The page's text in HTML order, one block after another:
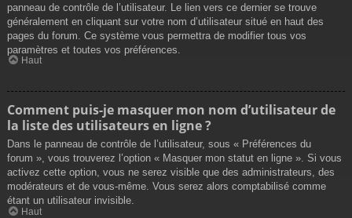
panneau de contrôle de l’utilisateur. Le lien vers ce dernier se trouve
généralement en cliquant sur votre nom d’utilisateur situé en haut des
pages du forum. Ce système vous permettra de modifier tous vos
paramètres et toutes vos préférences.
Haut
Comment puis-je masquer mon nom d’utilisateur de
la liste des utilisateurs en ligne ?
Dans le panneau de contrôle de l’utilisateur, sous « Préférences du
forum », vous trouverez l’option « Masquer mon statut en ligne ». Si vous
activez cette option, vous ne serez visible que des administrateurs, des
modérateurs et de vous-même. Vous serez alors comptabilisé comme
étant un utilisateur invisible.
Haut